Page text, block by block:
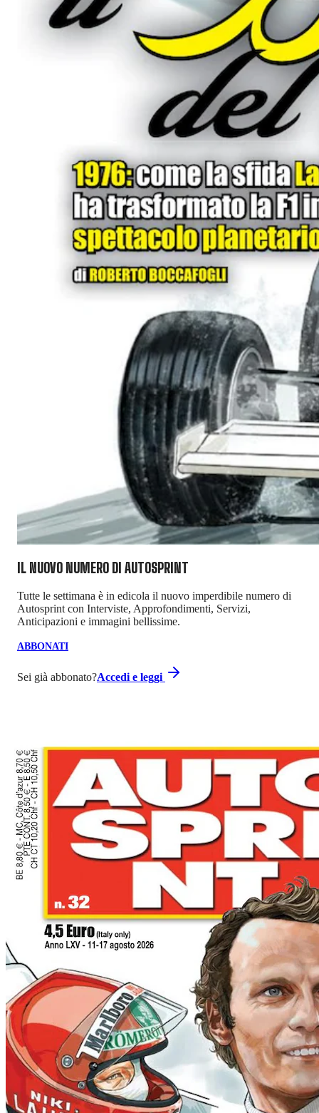
IL NUOVO NUMERO DI AUTOSPRINT
Tutte le settimana è in edicola il nuovo imperdibile numero di
Autosprint con Interviste, Approfondimenti, Servizi,
Anticipazioni e immagini bellissime.
ABBONATI
Sei già abbonato?Accedi e leggi